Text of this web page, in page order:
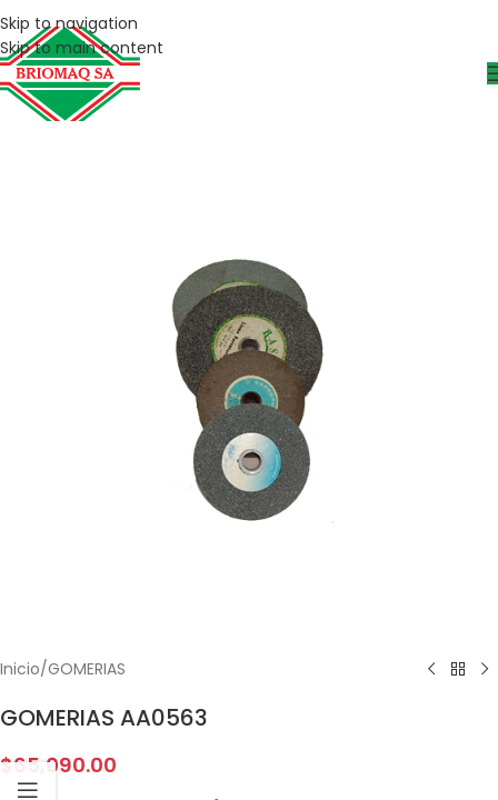
Skip to navigation
Skip to main content
Inicio/GOMERIAS
GOMERIAS AA0563
$65,090.00